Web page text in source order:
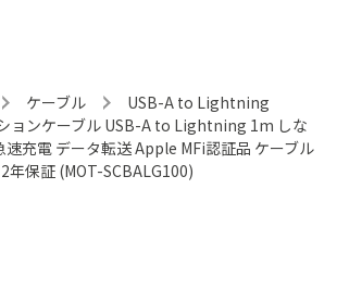
ケーブル
USB-A to Lightning
ョンケーブル USB-A to Lightning 1m しな
速充電 データ転送 Apple MFi認証品 ケーブル
年保証 (MOT-SCBALG100)